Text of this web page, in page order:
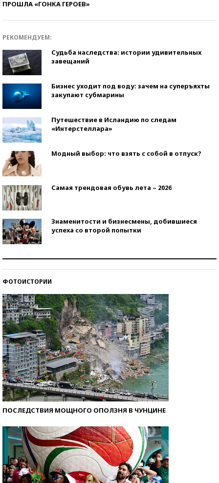
ПРОШЛА «ГОНКА ГЕРОЕВ»
РЕКОМЕНДУЕМ:
Судьба наследства: истории удивительных
завещаний
Бизнес уходит под воду: зачем на суперъяхты
закупают субмарины
Путешествие в Исландию по следам
«Интерстеллара»
Модный выбор: что взять с собой в отпуск?
Самая трендовая обувь лета – 2026
Знаменитости и бизнесмены, добившиеся
успеха со второй попытки
ФОТОИСТОРИИ
ПОСЛЕДСТВИЯ МОЩНОГО ОПОЛЗНЯ В ЧУНЦИНЕ